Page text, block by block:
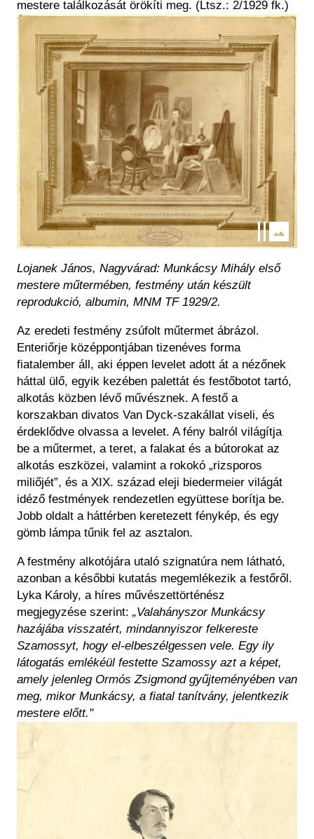
mestere találkozását örökíti meg. (Ltsz.: 2/1929 fk.)
Kép
Lojanek János, Nagyvárad: Munkácsy Mihály első
mestere műtermében, festmény után készült
reprodukció, albumin, MNM TF 1929/2.
Az eredeti festmény zsúfolt műtermet ábrázol.
Enteriőrje középpontjában tizenéves forma
fiatalember áll, aki éppen levelet adott át a nézőnek
háttal ülő, egyik kezében palettát és festőbotot tartó,
alkotás közben lévő művésznek. A festő a
korszakban divatos Van Dyck-szakállat viseli, és
érdeklődve olvassa a levelet. A fény balról világítja
be a műtermet, a teret, a falakat és a bútorokat az
alkotás eszközei, valamint a rokokó „rizsporos
miliőjét”, és a XIX. század eleji biedermeier világát
idéző festmények rendezetlen együttese borítja be.
Jobb oldalt a háttérben keretezett fénykép, és egy
gömb lámpa tűnik fel az asztalon.
A festmény alkotójára utaló szignatúra nem látható,
azonban a későbbi kutatás megemlékezik a festőről.
Lyka Károly, a híres művészettörténész
megjegyzése szerint: „Valahányszor Munkácsy
hazájába visszatért, mindannyiszor felkereste
Szamossyt, hogy el-elbeszélgessen vele. Egy ily
látogatás emlékéül festette Szamossy azt a képet,
amely jelenleg Ormós Zsigmond gyűjteményében van
meg, mikor Munkácsy, a fiatal tanítvány, jelentkezik
mestere előtt."
Kép